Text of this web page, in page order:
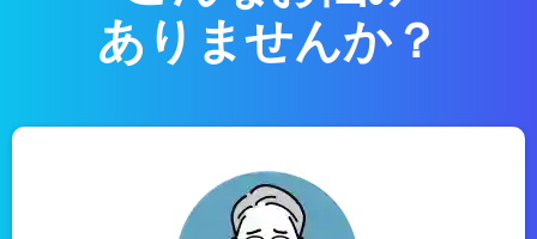
ありませんか？